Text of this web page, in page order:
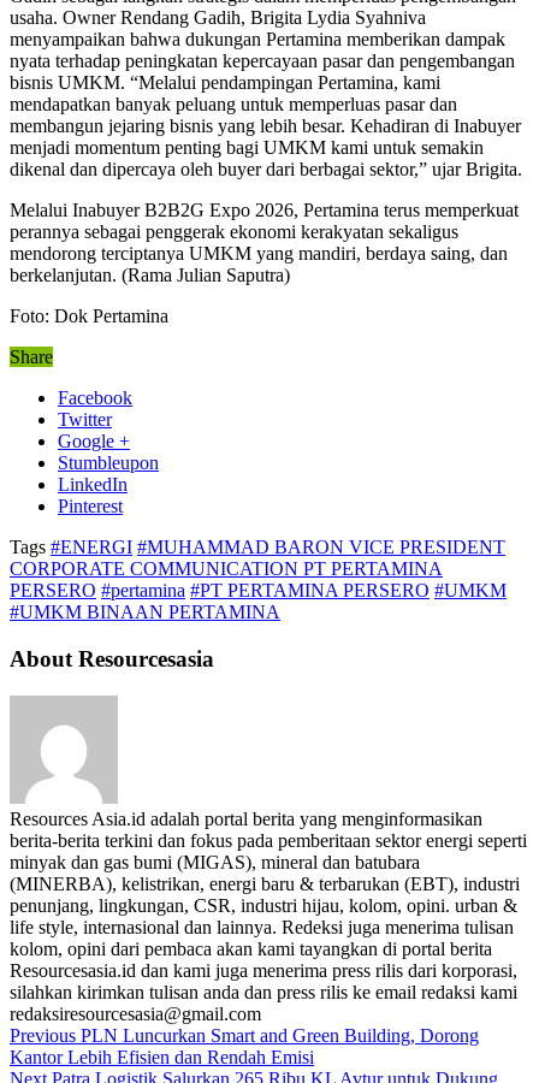
usaha. Owner Rendang Gadih, Brigita Lydia Syahniva
menyampaikan bahwa dukungan Pertamina memberikan dampak
nyata terhadap peningkatan kepercayaan pasar dan pengembangan
bisnis UMKM. “Melalui pendampingan Pertamina, kami
mendapatkan banyak peluang untuk memperluas pasar dan
membangun jejaring bisnis yang lebih besar. Kehadiran di Inabuyer
menjadi momentum penting bagi UMKM kami untuk semakin
dikenal dan dipercaya oleh buyer dari berbagai sektor,” ujar Brigita.
Melalui Inabuyer B2B2G Expo 2026, Pertamina terus memperkuat
perannya sebagai penggerak ekonomi kerakyatan sekaligus
mendorong terciptanya UMKM yang mandiri, berdaya saing, dan
berkelanjutan. (Rama Julian Saputra)
Foto: Dok Pertamina
Share
Facebook
Twitter
Google +
Stumbleupon
LinkedIn
Pinterest
Tags #ENERGI #MUHAMMAD BARON VICE PRESIDENT
CORPORATE COMMUNICATION PT PERTAMINA
PERSERO #pertamina #PT PERTAMINA PERSERO #UMKM
#UMKM BINAAN PERTAMINA
About Resourcesasia
Resources Asia.id adalah portal berita yang menginformasikan
berita-berita terkini dan fokus pada pemberitaan sektor energi seperti
minyak dan gas bumi (MIGAS), mineral dan batubara
(MINERBA), kelistrikan, energi baru & terbarukan (EBT), industri
penunjang, lingkungan, CSR, industri hijau, kolom, opini. urban &
life style, internasional dan lainnya. Redeksi juga menerima tulisan
kolom, opini dari pembaca akan kami tayangkan di portal berita
Resourcesasia.id dan kami juga menerima press rilis dari korporasi,
silahkan kirimkan tulisan anda dan press rilis ke email redaksi kami
redaksiresourcesasia@gmail.com
Previous PLN Luncurkan Smart and Green Building, Dorong
Kantor Lebih Efisien dan Rendah Emisi
Next Patra Logistik Salurkan 265 Ribu KL Avtur untuk Dukung